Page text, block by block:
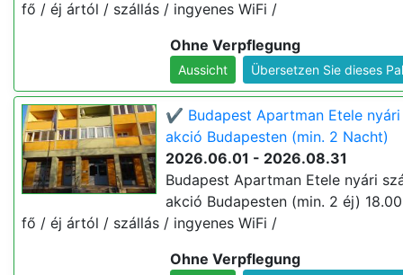
fő / éj ártól / szállás / ingyenes WiFi /
Ohne Verpflegung
Aussicht Übersetzen Sie dieses
✔️ Budapest Apartman Etele nyári
akció Budapesten (min. 2 Nacht)
2026.06.01 - 2026.08.31
Budapest Apartman Etele nyári
akció Budapesten (min. 2 éj)
fő / éj ártól / szállás / ingyenes WiFi /
Ohne Verpflegung